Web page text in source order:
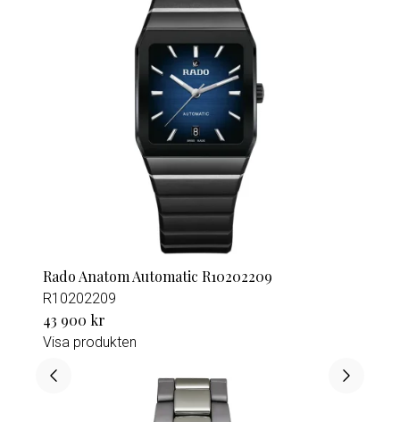
Rado Anatom Automatic R10202209
R10202209
43 900 kr
Visa produkten